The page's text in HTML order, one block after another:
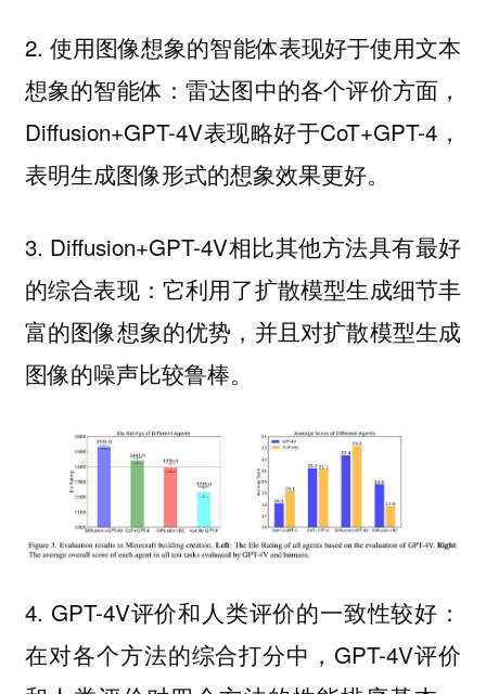
2. 使用图像想象的智能体表现好于使用文本
想象的智能体：雷达图中的各个评价方面，
Diffusion+GPT-4V表现略好于CoT+GPT-4，
表明生成图像形式的想象效果更好。
3. Diffusion+GPT-4V相比其他方法具有最好
的综合表现：它利用了扩散模型生成细节丰
富的图像想象的优势，并且对扩散模型生成
图像的噪声比较鲁棒。
4. GPT-4V评价和人类评价的一致性较好：
在对各个方法的综合打分中，GPT-4V评价